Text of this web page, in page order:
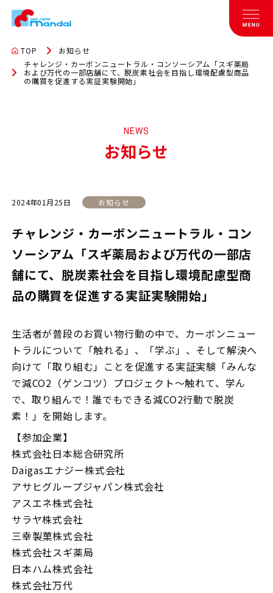
TOP
お知らせ
チャレンジ・カーボンニュートラル・コンソーシアム「スギ薬局
および万代の一部店舗にて、脱炭素社会を目指し環境配慮型商品
の購買を促進する実証実験開始」
NEWS
お知らせ
2024年01月25日 お知らせ
チャレンジ・カーボンニュートラル・コン
ソーシアム「スギ薬局および万代の一部店
舗にて、脱炭素社会を目指し環境配慮型商
品の購買を促進する実証実験開始」
生活者が普段のお買い物行動の中で、カーボンニュー
トラルについて「触れる」、「学ぶ」、そして解決へ
向けて「取り組む」ことを促進する実証実験「みんな
で減CO2（ゲンコツ）プロジェクト～触れて、学ん
で、取り組んで！誰でもできる減CO2行動で脱炭
素！」を開始します。
【参加企業】
株式会社日本総合研究所
Daigasエナジー株式会社
アサヒグループジャパン株式会社
アスエネ株式会社
サラヤ株式会社
三幸製菓株式会社
株式会社スギ薬局
日本ハム株式会社
株式会社万代